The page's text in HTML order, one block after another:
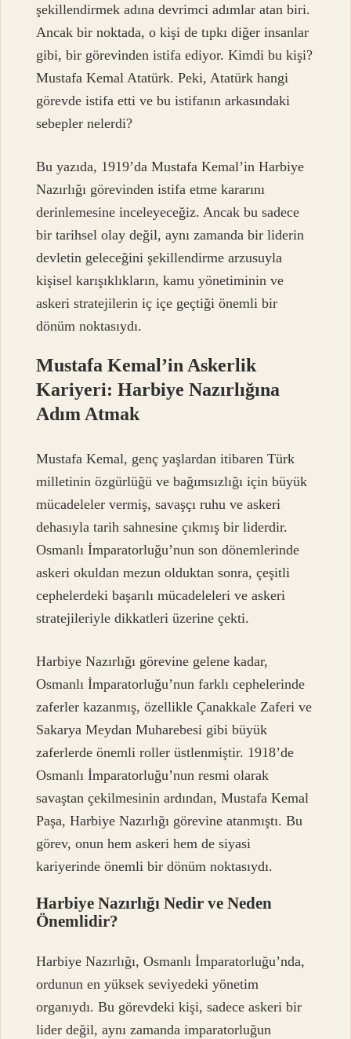
şekillendirmek adına devrimci adımlar atan biri.
Ancak bir noktada, o kişi de tıpkı diğer insanlar
gibi, bir görevinden istifa ediyor. Kimdi bu kişi?
Mustafa Kemal Atatürk. Peki, Atatürk hangi
görevde istifa etti ve bu istifanın arkasındaki
sebepler nelerdi?
Bu yazıda, 1919’da Mustafa Kemal’in Harbiye
Nazırlığı görevinden istifa etme kararını
derinlemesine inceleyeceğiz. Ancak bu sadece
bir tarihsel olay değil, aynı zamanda bir liderin
devletin geleceğini şekillendirme arzusuyla
kişisel karışıklıkların, kamu yönetiminin ve
askeri stratejilerin iç içe geçtiği önemli bir
dönüm noktasıydı.
Mustafa Kemal’in Askerlik
Kariyeri: Harbiye Nazırlığına
Adım Atmak
Mustafa Kemal, genç yaşlardan itibaren Türk
milletinin özgürlüğü ve bağımsızlığı için büyük
mücadeleler vermiş, savaşçı ruhu ve askeri
dehasıyla tarih sahnesine çıkmış bir liderdir.
Osmanlı İmparatorluğu’nun son dönemlerinde
askeri okuldan mezun olduktan sonra, çeşitli
cephelerdeki başarılı mücadeleleri ve askeri
stratejileriyle dikkatleri üzerine çekti.
Harbiye Nazırlığı görevine gelene kadar,
Osmanlı İmparatorluğu’nun farklı cephelerinde
zaferler kazanmış, özellikle Çanakkale Zaferi ve
Sakarya Meydan Muharebesi gibi büyük
zaferlerde önemli roller üstlenmiştir. 1918’de
Osmanlı İmparatorluğu’nun resmi olarak
savaştan çekilmesinin ardından, Mustafa Kemal
Paşa, Harbiye Nazırlığı görevine atanmıştı. Bu
görev, onun hem askeri hem de siyasi
kariyerinde önemli bir dönüm noktasıydı.
Harbiye Nazırlığı Nedir ve Neden
Önemlidir?
Harbiye Nazırlığı, Osmanlı İmparatorluğu’nda,
ordunun en yüksek seviyedeki yönetim
organıydı. Bu görevdeki kişi, sadece askeri bir
lider değil, aynı zamanda imparatorluğun